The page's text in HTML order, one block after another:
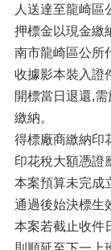
人送達至龍崎區
押標金以現金繳
南市龍崎區公所
收據影本裝入證
開標當日退還,
繳納。
得標廠商繳納印
印花稅大額憑證
本案預算未完成
通過後始決標生
本案若截止收件